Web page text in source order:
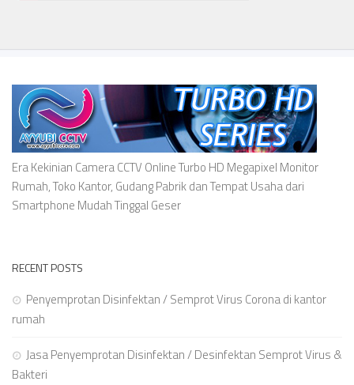
Era Kekinian Camera CCTV Online Turbo HD Megapixel Monitor
Rumah, Toko Kantor, Gudang Pabrik dan Tempat Usaha dari
Smartphone Mudah Tinggal Geser
RECENT POSTS
Penyemprotan Disinfektan / Semprot Virus Corona di kantor
rumah
Jasa Penyemprotan Disinfektan / Desinfektan Semprot Virus &
Bakteri